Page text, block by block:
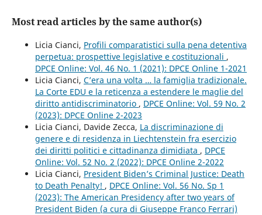
Most read articles by the same author(s)
Licia Cianci, Profili comparatistici sulla pena detentiva
perpetua: prospettive legislative e costituzionali ,
DPCE Online: Vol. 46 No. 1 (2021): DPCE Online 1-2021
Licia Cianci, C’era una volta … la famiglia tradizionale.
La Corte EDU e la reticenza a estendere le maglie del
diritto antidiscriminatorio , DPCE Online: Vol. 59 No. 2
(2023): DPCE Online 2-2023
Licia Cianci, Davide Zecca, La discriminazione di
genere e di residenza in Liechtenstein fra esercizio
dei diritti politici e cittadinanza dimidiata , DPCE
Online: Vol. 52 No. 2 (2022): DPCE Online 2-2022
Licia Cianci, President Biden’s Criminal Justice: Death
to Death Penalty! , DPCE Online: Vol. 56 No. Sp 1
(2023): The American Presidency after two years of
President Biden (a cura di Giuseppe Franco Ferrari)